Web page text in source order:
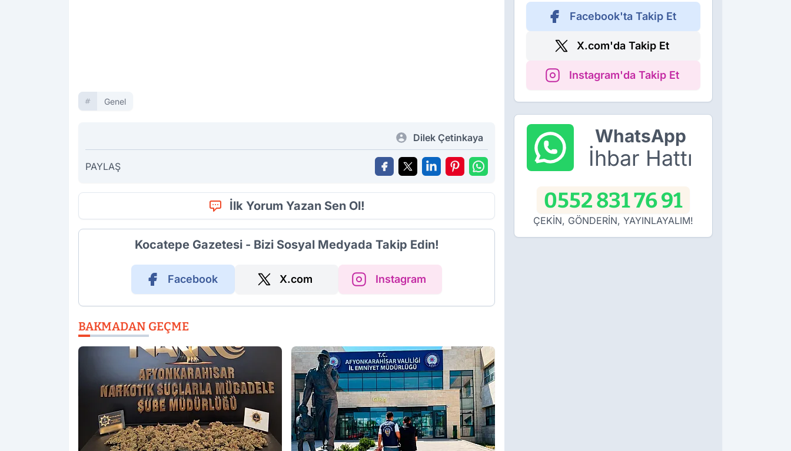
Genel
Dilek Çetinkaya
PAYLAŞ
İlk Yorum Yazan Sen Ol!
Kocatepe Gazetesi - Bizi Sosyal Medyada Takip Edin!
Facebook X.com Instagram
BAKMADAN GEÇME
Facebook'ta Takip Et
X.com'da Takip Et
Instagram'da Takip Et
WhatsApp
İhbar Hattı
0552 831 76 91
ÇEKİN, GÖNDERİN, YAYINLAYALIM!